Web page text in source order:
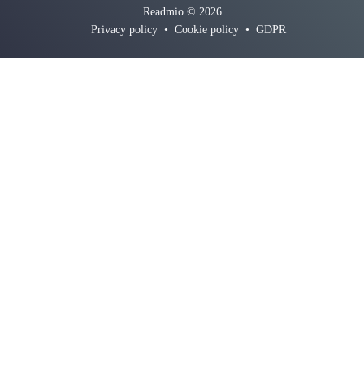
Readmio © 2026
Privacy policy • Cookie policy • GDPR